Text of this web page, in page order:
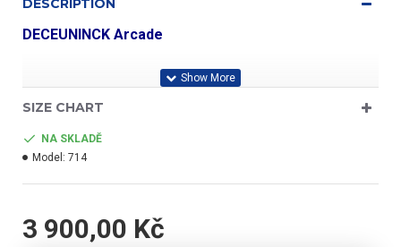
DESCRIPTION
DECEUNINCK Arcade
profil třídy "A"
- barva bílá/zlatý dub
- výklopné, otevírací
SIZE CHART
NA SKLADĚ
Model: 714
3 900,00 Kč